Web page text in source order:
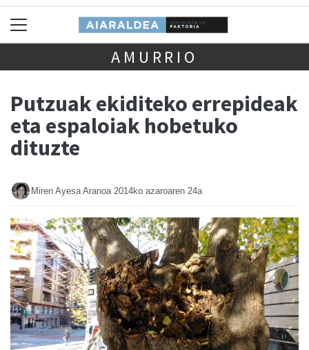
AMURRIO
Putzuak ekiditeko errepideak
eta espaloiak hobetuko
dituzte
Miren Ayesa Aranoa 2014ko azaroaren 24a